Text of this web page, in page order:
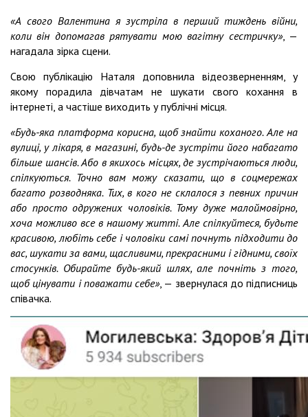
«А свого Валентина я зустріла в перший тиждень війни,
коли він допомагав рятувати мою вагітну сестричку», —
нагадала зірка сцени.
Свою публікацію Наталя доповнила відеозверненням, у
якому порадила дівчатам не шукати свого кохання в
інтернеті, а частіше виходить у публічні місця.
«Будь-яка платформа корисна, щоб знайти коханого. Але на
вулиці, у лікаря, в магазині, будь-де зустріти його набагато
більше шансів. Або в якихось місцях, де зустрічаються люди,
спілкуються. Точно вам можу сказати, що в соцмережах
багато розводняка. Тих, в кого не склалося з певних причин
або просто одружених чоловіків. Тому дуже малоймовірно,
хоча можливо все в нашому житті. Але спілкуйтеся, будьте
красивою, любіть себе і чоловіки самі почнуть підходити до
вас, шукати за вами, щасливими, прекрасними і гідними, своїх
стосунків. Обирайте будь-який шлях, але почніть з того,
щоб цінувати і поважати себе», — звернулася до підписниць
співачка.